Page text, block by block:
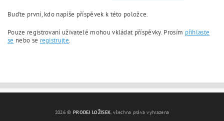
Buďte první, kdo napíše příspěvek k této položce.
Pouze registrovaní uživatelé mohou vkládat příspěvky. Prosím přihlaste
se nebo se registrujte.
2026 © PRODEJ LOŽISEK, všechna práva vyhrazena